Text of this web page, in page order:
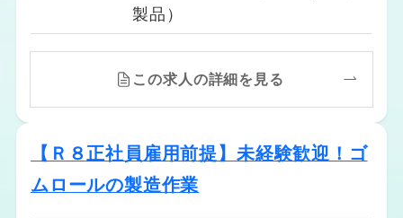
製品）
この求人の詳細を見る
【Ｒ８正社員雇用前提】未経験歓迎！ゴ
ムロールの製造作業